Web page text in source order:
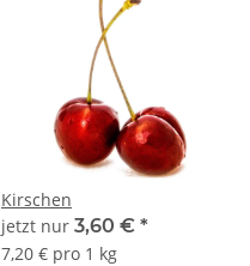
Kirschen
jetzt nur 3,60 € *
7,20 € pro 1 kg